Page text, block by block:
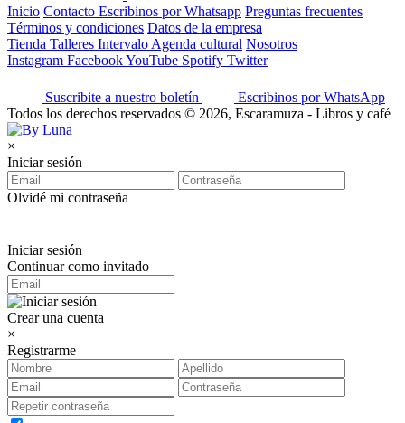
Inicio Contacto Escribinos por Whatsapp Preguntas frecuentes
Términos y condiciones Datos de la empresa
Tienda Talleres Intervalo Agenda cultural Nosotros
Instagram FacebookYouTube Spotify Twitter
Suscribite a nuestro boletín
Escribinos por WhatsApp
Todos los derechos reservados © 2026, Escaramuza - Libros y café
×
Iniciar sesión
Olvidé mi contraseña
Iniciar sesión
Continuar como invitado
Crear una cuenta
×
Registrarme